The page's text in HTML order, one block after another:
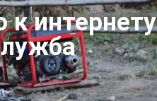
интернету